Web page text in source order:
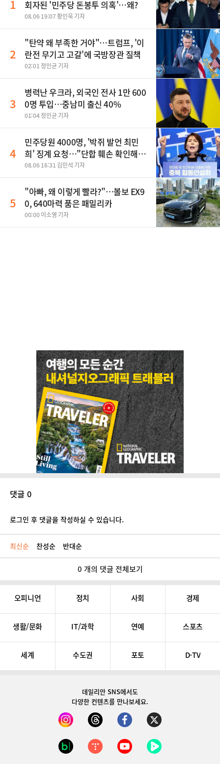
1
회자된 '민주당 돈봉투 의혹'…왜?
08.06 19:07 황인욱 기자
2
"탄약 왜 부족한 거야"…트럼프, '이
란전 무기고 고갈'에 국방장관 질책
02:01 정인균 기자
3
병력난 우크라, 외국인 전사 1만 600
0명 투입…중남미 출신 40%
01:04 정인균 기자
4
민주당원 4000명, '박쥐 발언 최민
희' 징계 요청…"단합 훼손 확인해
야"
08.06 16:31 김민석 기자
5
"아빠, 왜 이렇게 빨라?"…볼보 EX9
0, 640마력 품은 패밀리카
00:00 이소영 기자
댓글 0
로그인 후 댓글을 작성하실 수 있습니다.
최신순 찬성순 반대순
0 개의 댓글 전체보기
오피니언 정치 사회 경제
생활/문화 IT/과학 연예 스포츠
세계 수도권 포토 D-TV
데일리안 SNS에서도
다양한 컨텐츠를 만나보세요.